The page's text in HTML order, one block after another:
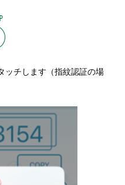
ッチします（指紋認証の場